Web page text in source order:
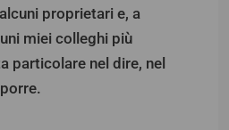
proprietari e, a
miei colleghi più
particolare nel dire, nel